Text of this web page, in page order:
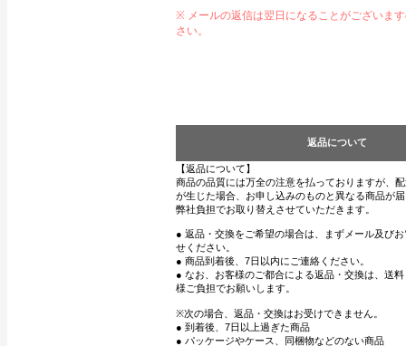
※ メールの返信は翌日になることがございま
さい。
返品について
【返品について】
商品の品質には万全の注意を払っておりますが、
が生じた場合、お申し込みのものと異なる商品が
弊社負担でお取り替えさせていただきます。
● 返品・交換をご希望の場合は、まずメール及び
せください。
● 商品到着後、7日以内にご連絡ください。
● なお、お客様のご都合による返品・交換は、送
様ご負担でお願いします。
※次の場合、返品・交換はお受けできません。
● 到着後、7日以上過ぎた商品
● パッケージやケース、同梱物などのない商品